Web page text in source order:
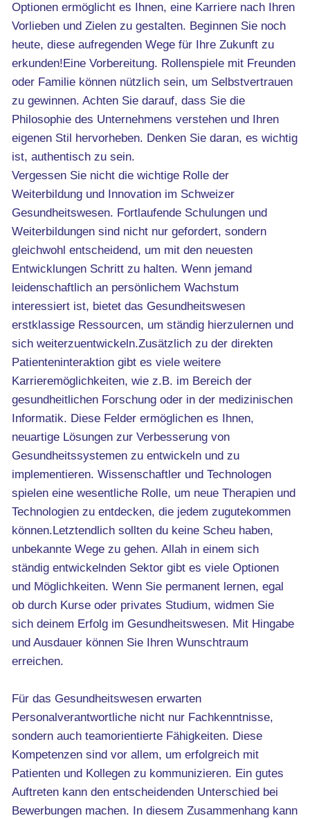
Optionen ermöglicht es Ihnen, eine Karriere nach Ihren
Vorlieben und Zielen zu gestalten. Beginnen Sie noch
heute, diese aufregenden Wege für Ihre Zukunft zu
erkunden!Eine Vorbereitung. Rollenspiele mit Freunden
oder Familie können nützlich sein, um Selbstvertrauen
zu gewinnen. Achten Sie darauf, dass Sie die
Philosophie des Unternehmens verstehen und Ihren
eigenen Stil hervorheben. Denken Sie daran, es wichtig
ist, authentisch zu sein.
Vergessen Sie nicht die wichtige Rolle der
Weiterbildung und Innovation im Schweizer
Gesundheitswesen. Fortlaufende Schulungen und
Weiterbildungen sind nicht nur gefordert, sondern
gleichwohl entscheidend, um mit den neuesten
Entwicklungen Schritt zu halten. Wenn jemand
leidenschaftlich an persönlichem Wachstum
interessiert ist, bietet das Gesundheitswesen
erstklassige Ressourcen, um ständig hierzulernen und
sich weiterzuentwickeln.Zusätzlich zu der direkten
Patienteninteraktion gibt es viele weitere
Karrieremöglichkeiten, wie z.B. im Bereich der
gesundheitlichen Forschung oder in der medizinischen
Informatik. Diese Felder ermöglichen es Ihnen,
neuartige Lösungen zur Verbesserung von
Gesundheitssystemen zu entwickeln und zu
implementieren. Wissenschaftler und Technologen
spielen eine wesentliche Rolle, um neue Therapien und
Technologien zu entdecken, die jedem zugutekommen
können.Letztendlich sollten du keine Scheu haben,
unbekannte Wege zu gehen. Allah in einem sich
ständig entwickelnden Sektor gibt es viele Optionen
und Möglichkeiten. Wenn Sie permanent lernen, egal
ob durch Kurse oder privates Studium, widmen Sie
sich deinem Erfolg im Gesundheitswesen. Mit Hingabe
und Ausdauer können Sie Ihren Wunschtraum
erreichen.
Für das Gesundheitswesen erwarten
Personalverantwortliche nicht nur Fachkenntnisse,
sondern auch teamorientierte Fähigkeiten. Diese
Kompetenzen sind vor allem, um erfolgreich mit
Patienten und Kollegen zu kommunizieren. Ein gutes
Auftreten kann den entscheidenden Unterschied bei
Bewerbungen machen. In diesem Zusammenhang kann